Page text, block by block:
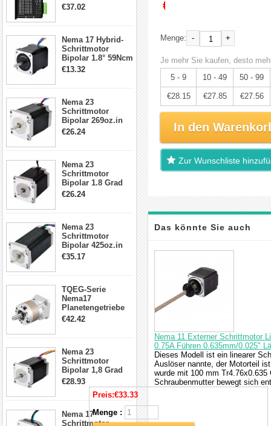
Schrittmotor
Schrittmotor
€37.02
Nema 17 Hybrid-
Schrittmotor
Bipolar 1.8° 59Ncm
2A 4 Drähte mit 1m
€13.32
Nema 23
Schrittmotor
Bipolar 269oz.in
2,8A 57x57x76mm
€26.24
Nema 23
Schrittmotor
Bipolar 1.8 Grad
1.9Nm 3A 3.36V 4
€26.24
Nema 23
Schrittmotor
Bipolar 425oz.in
4.2A 57x57x114mm
€35.17
TQEG-Serie
Nema17
Planetengetriebe
5:1 Spiel 15Arc-
€42.42
Nema 23
Schrittmotor
Bipolar 1,8 Grad
2,83Nm 4 A 2,26V
CNC Hybrid-
Schrittmotor mit 8
€28.93
Nema 17
Schrittmotor
€29.63
Menge: - +
Je mehr Sie kaufen, desto
5 - 9
10 - 49 50 - 99
€28.15 €27.85 €27.56
In den
Zur Wunschliste
Das könnte Sie auch
interessieren
Nema 11 Externer Schrittmotor
0.75A Führen 0.635mm/0.025"
Dieses Modell ist ein linearer
Auslöser nannte, der Motorteil
wurde mit 100 mm
Schraubenmutter bewegt sich
Preis:€33.33
Menge :